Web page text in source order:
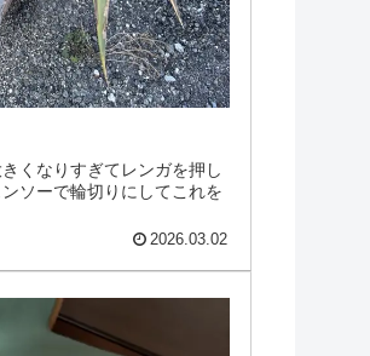
くなりすぎてレンガを押し
ソーで輪切りにしてこれを
2026.03.02